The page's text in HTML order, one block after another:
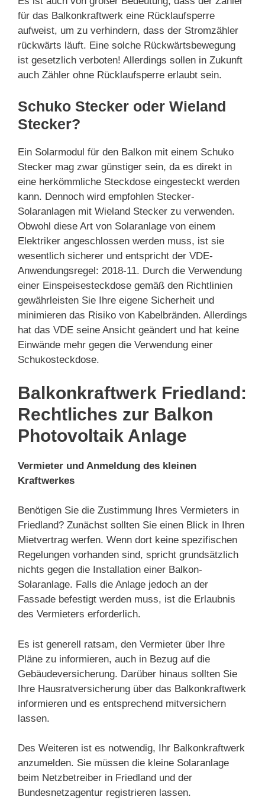
für das Balkonkraftwerk eine Rücklaufsperre
aufweist, um zu verhindern, dass der Stromzähler
rückwärts läuft. Eine solche Rückwärtsbewegung
ist gesetzlich verboten! Allerdings sollen in Zukunft
auch Zähler ohne Rücklaufsperre erlaubt sein.
Schuko Stecker oder Wieland
Stecker?
Ein Solarmodul für den Balkon mit einem Schuko
Stecker mag zwar günstiger sein, da es direkt in
eine herkömmliche Steckdose eingesteckt werden
kann. Dennoch wird empfohlen Stecker-
Solaranlagen mit Wieland Stecker zu verwenden.
Obwohl diese Art von Solaranlage von einem
Elektriker angeschlossen werden muss, ist sie
wesentlich sicherer und entspricht der VDE-
Anwendungsregel: 2018-11. Durch die Verwendung
einer Einspeisesteckdose gemäß den Richtlinien
gewährleisten Sie Ihre eigene Sicherheit und
minimieren das Risiko von Kabelbränden. Allerdings
hat das VDE seine Ansicht geändert und hat keine
Einwände mehr gegen die Verwendung einer
Schukosteckdose.
Balkonkraftwerk Friedland:
Rechtliches zur Balkon
Photovoltaik Anlage
Vermieter und Anmeldung des kleinen
Kraftwerkes
Benötigen Sie die Zustimmung Ihres Vermieters in
Friedland? Zunächst sollten Sie einen Blick in Ihren
Mietvertrag werfen. Wenn dort keine spezifischen
Regelungen vorhanden sind, spricht grundsätzlich
nichts gegen die Installation einer Balkon-
Solaranlage. Falls die Anlage jedoch an der
Fassade befestigt werden muss, ist die Erlaubnis
des Vermieters erforderlich.
Es ist generell ratsam, den Vermieter über Ihre
Pläne zu informieren, auch in Bezug auf die
Gebäudeversicherung. Darüber hinaus sollten Sie
Ihre Hausratversicherung über das Balkonkraftwerk
informieren und es entsprechend mitversichern
lassen.
Des Weiteren ist es notwendig, Ihr Balkonkraftwerk
anzumelden. Sie müssen die kleine Solaranlage
beim Netzbetreiber in Friedland und der
Bundesnetzagentur registrieren lassen.